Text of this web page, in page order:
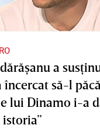
a
încercat să-l
lui Dinamo i-a
istoria”